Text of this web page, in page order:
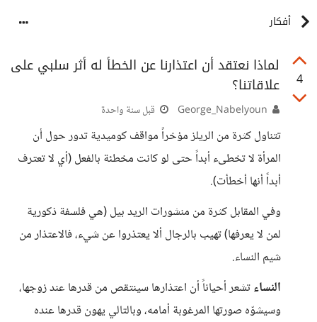
أفكار
4
لماذا نعتقد أن اعتذارنا عن الخطأ له أثر سلبي على
علاقاتنا؟
قبل سنة واحدة
تتناول كثرة من الريلز مؤخراً مواقف كوميدية تدور حول أن
المرأة لا تخطىء أبداً حتى لو كانت مخطئة بالفعل (أي لا تعترف
أبداً أنها أخطأت).
وفي المقابل كثرة من منشورات الريد بيل (هي فلسفة ذكورية
لمن لا يعرفها) تهيب بالرجال ألا يعتذروا عن شيء، فالاعتذار من
شيم النساء.
النساءتشعر أحياناً أن اعتذارها سينتقص من قدرها عند زوجها،
وسيشوّه صورتها المرغوبة أمامه، وبالتالي يهون قدرها عنده